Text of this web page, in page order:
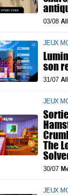
03/08
JEUX
son
31/07
JEUX
The
30/07
JEUX